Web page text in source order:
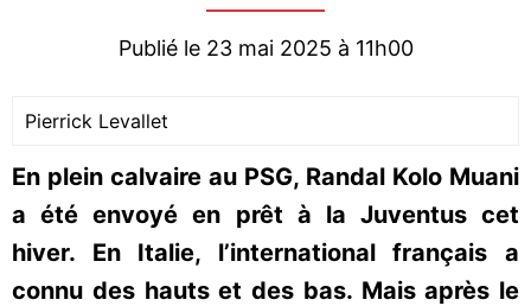
Publié le 23 mai 2025 à 11h00
Pierrick Levallet
En plein calvaire au PSG, Randal Kolo Muani
a été envoyé en prêt à la Juventus cet
hiver. En Italie, l’international français a
connu des hauts et des bas. Mais après le